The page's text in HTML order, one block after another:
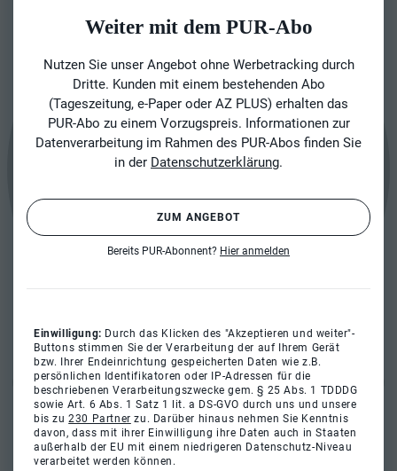
Weiter mit dem PUR-Abo
Nutzen Sie unser Angebot ohne Werbetracking durch
Dritte. Kunden mit einem bestehenden Abo
(Tageszeitung, e-Paper oder AZ PLUS) erhalten das
PUR-Abo zu einem Vorzugspreis. Informationen zur
Datenverarbeitung im Rahmen des PUR-Abos finden Sie
in der Datenschutzerklärung.
ZUM ANGEBOT
Bereits PUR-Abonnent? Hier anmelden
Einwilligung: Durch das Klicken des "Akzeptieren und weiter"-
Buttons stimmen Sie der Verarbeitung der auf Ihrem Gerät
bzw. Ihrer Endeinrichtung gespeicherten Daten wie z.B.
persönlichen Identifikatoren oder IP-Adressen für die
beschriebenen Verarbeitungszwecke gem. § 25 Abs. 1 TDDDG
sowie Art. 6 Abs. 1 Satz 1 lit. a DS-GVO durch uns und unsere
bis zu230 Partner zu. Darüber hinaus nehmen Sie Kenntnis
davon, dass mit ihrer Einwilligung ihre Daten auch in Staaten
außerhalb der EU mit einem niedrigeren Datenschutz-Niveau
verarbeitet werden können.